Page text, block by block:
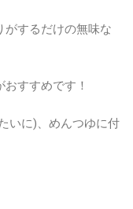
がするだけの無味な
すすめです！
いに)、めんつゆに付